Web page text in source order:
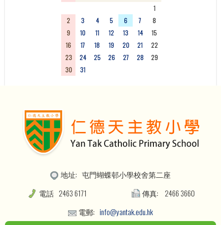
1
2
3 4 5 6 7
8
9
10 11 12 13 14
15
16
17 18 19 20 21
22
23
24 25 26 27 28
29
30
31
地址: 屯門蝴蝶邨小學校舍第二座
電話 2463 6171 傳真:
2466 3660
電郵: info@yantak.edu.hk